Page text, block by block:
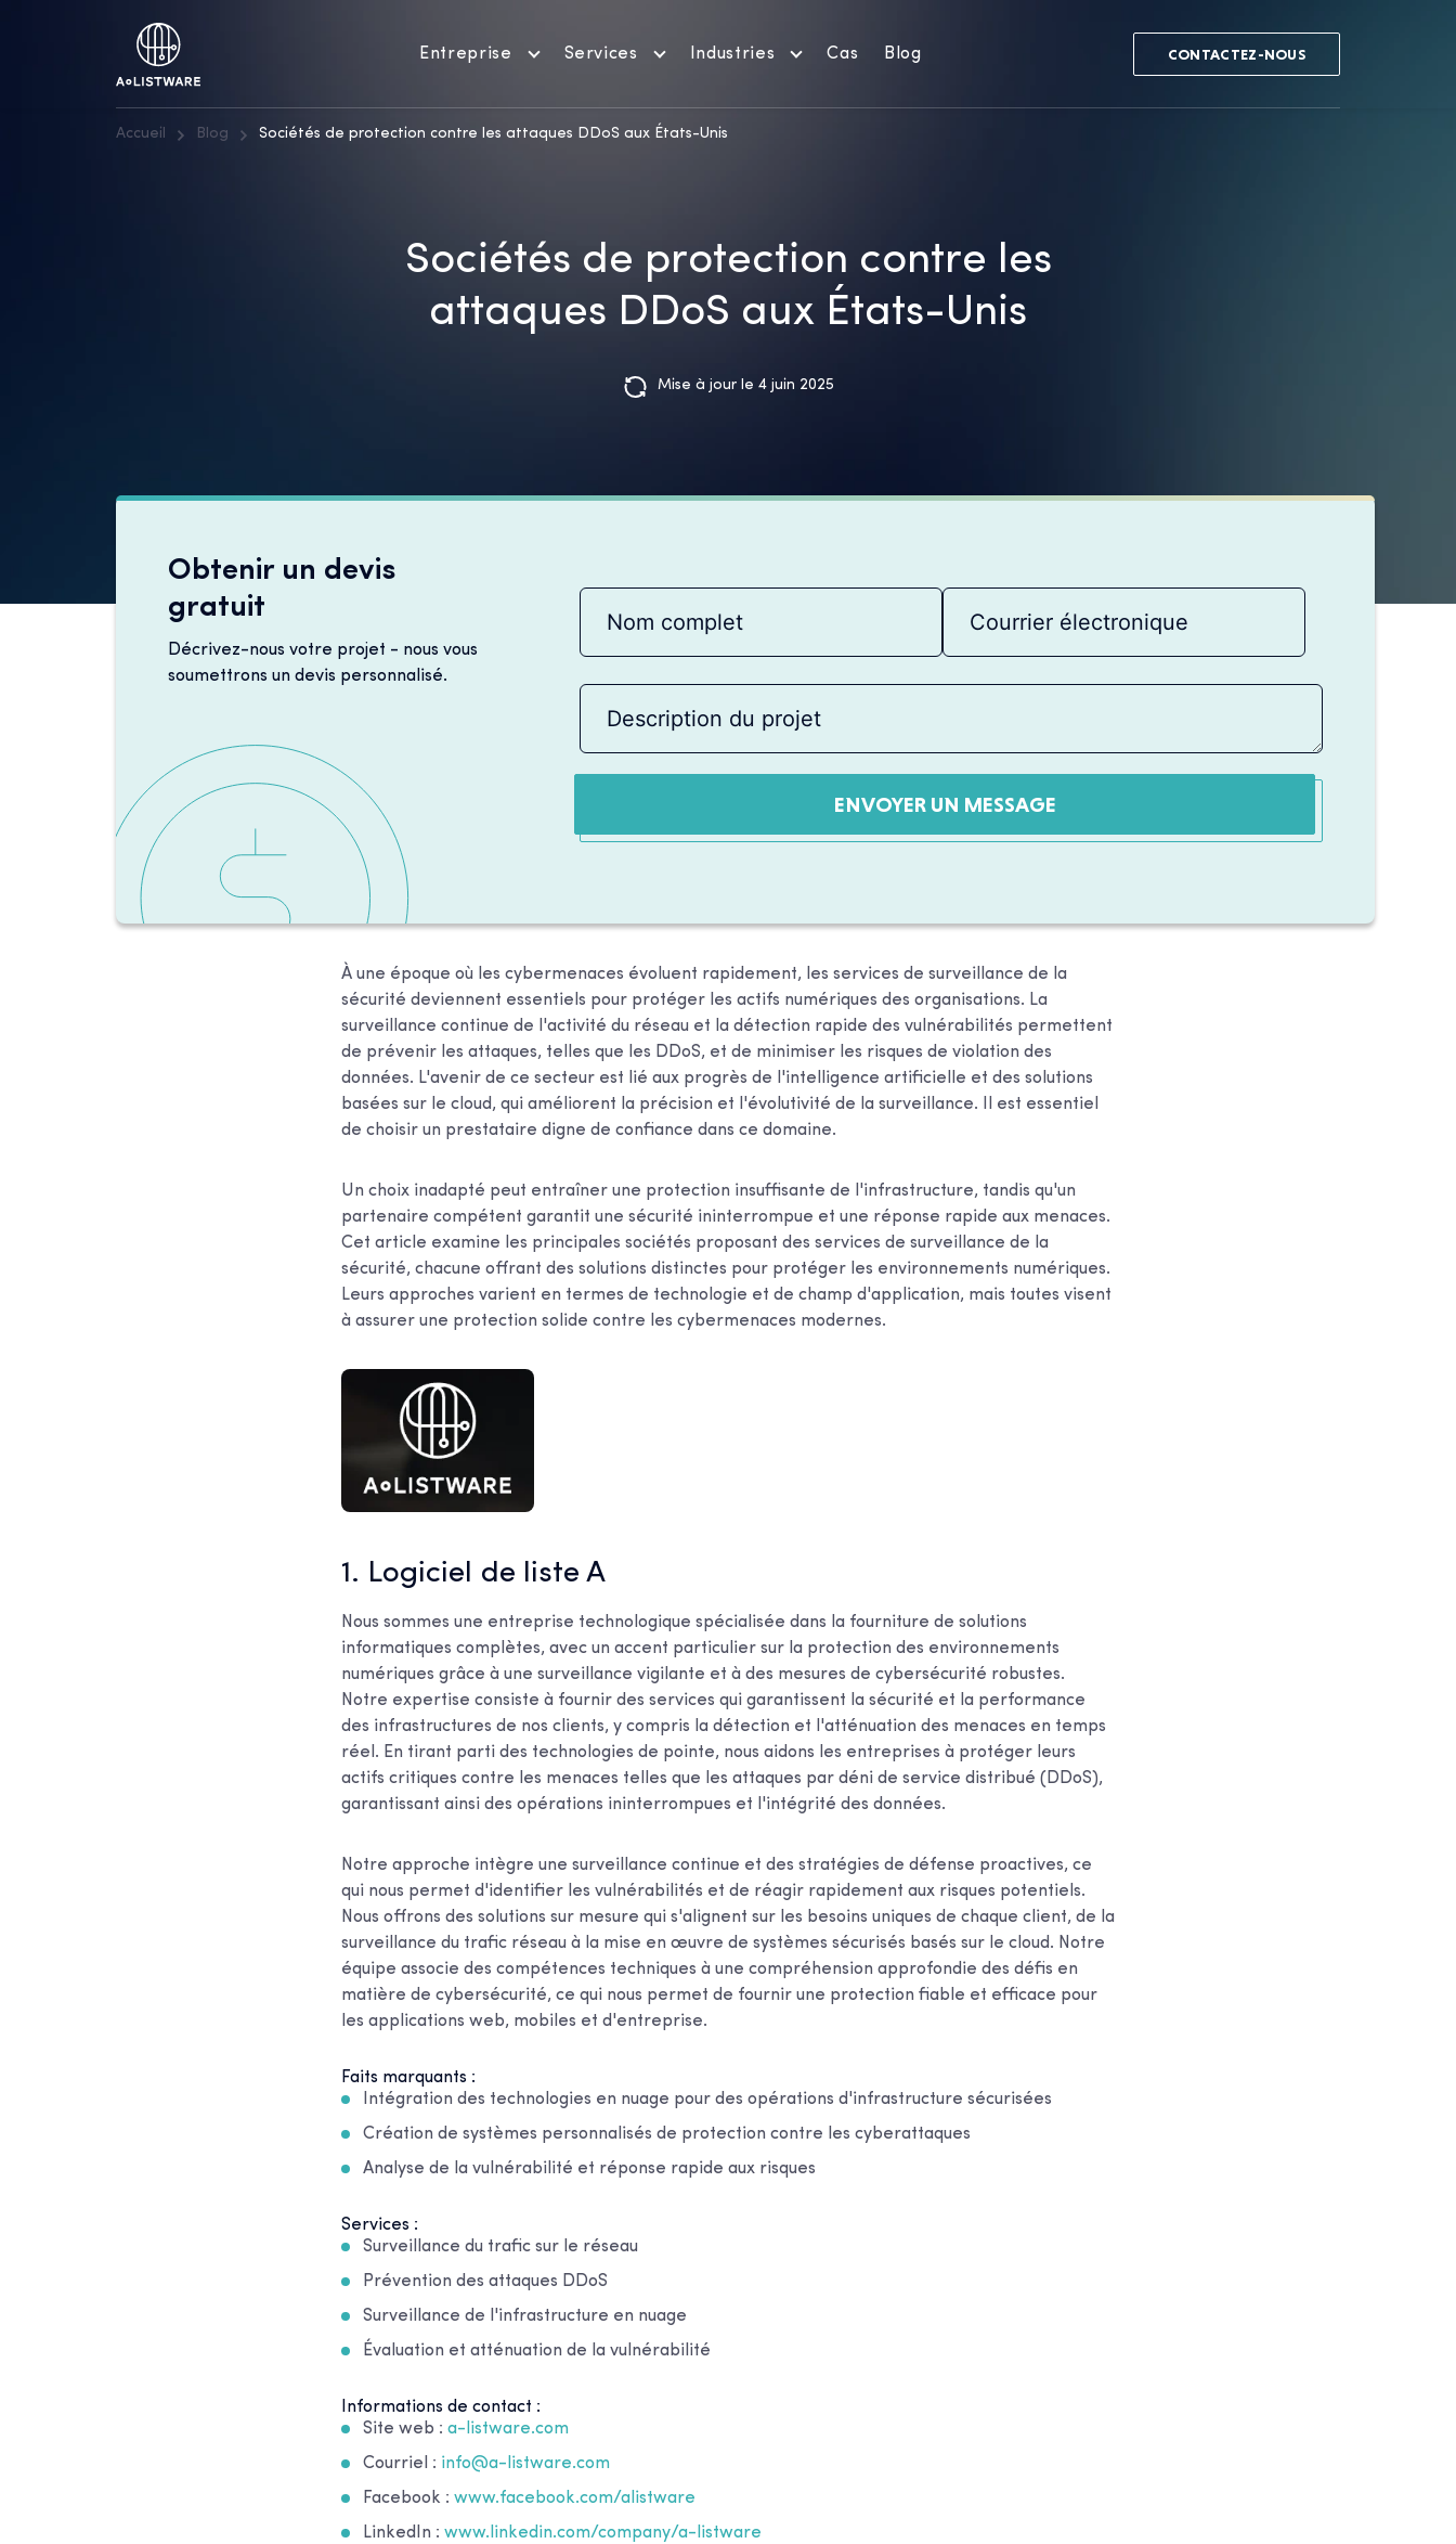
Entreprise Services Industries Cas Blog CONTACTEZ-NOUS
Accueil Blog Sociétés de protection contre les attaques DDoS aux États-Unis
Sociétés de protection contre les
attaques DDoS aux États-Unis
Mise à jour le 4 juin 2025
Obtenir un devis
gratuit
Décrivez-nous votre projet - nous vous
soumettrons un devis personnalisé.
ENVOYER UN MESSAGE
À une époque où les cybermenaces évoluent rapidement, les services de surveillance de la
sécurité deviennent essentiels pour protéger les actifs numériques des organisations. La
surveillance continue de l'activité du réseau et la détection rapide des vulnérabilités permettent
de prévenir les attaques, telles que les DDoS, et de minimiser les risques de violation des
données. L'avenir de ce secteur est lié aux progrès de l'intelligence artificielle et des solutions
basées sur le cloud, qui améliorent la précision et l'évolutivité de la surveillance. Il est essentiel
de choisir un prestataire digne de confiance dans ce domaine.
Un choix inadapté peut entraîner une protection insuffisante de l'infrastructure, tandis qu'un
partenaire compétent garantit une sécurité ininterrompue et une réponse rapide aux menaces.
Cet article examine les principales sociétés proposant des services de surveillance de la
sécurité, chacune offrant des solutions distinctes pour protéger les environnements numériques.
Leurs approches varient en termes de technologie et de champ d'application, mais toutes visent
à assurer une protection solide contre les cybermenaces modernes.
1. Logiciel de liste A
Nous sommes une entreprise technologique spécialisée dans la fourniture de solutions
informatiques complètes, avec un accent particulier sur la protection des environnements
numériques grâce à une surveillance vigilante et à des mesures de cybersécurité robustes.
Notre expertise consiste à fournir des services qui garantissent la sécurité et la performance
des infrastructures de nos clients, y compris la détection et l'atténuation des menaces en temps
réel. En tirant parti des technologies de pointe, nous aidons les entreprises à protéger leurs
actifs critiques contre les menaces telles que les attaques par déni de service distribué (DDoS),
garantissant ainsi des opérations ininterrompues et l'intégrité des données.
Notre approche intègre une surveillance continue et des stratégies de défense proactives, ce
qui nous permet d'identifier les vulnérabilités et de réagir rapidement aux risques potentiels.
Nous offrons des solutions sur mesure qui s'alignent sur les besoins uniques de chaque client, de la
surveillance du trafic réseau à la mise en œuvre de systèmes sécurisés basés sur le cloud. Notre
équipe associe des compétences techniques à une compréhension approfondie des défis en
matière de cybersécurité, ce qui nous permet de fournir une protection fiable et efficace pour
les applications web, mobiles et d'entreprise.
Faits marquants :
Intégration des technologies en nuage pour des opérations d'infrastructure sécurisées
Création de systèmes personnalisés de protection contre les cyberattaques
Analyse de la vulnérabilité et réponse rapide aux risques
Services :
Surveillance du trafic sur le réseau
Prévention des attaques DDoS
Surveillance de l'infrastructure en nuage
Évaluation et atténuation de la vulnérabilité
Informations de contact :
Site web : a-listware.com
Courriel : info@a-listware.com
Facebook : www.facebook.com/alistware
LinkedIn : www.linkedin.com/company/a-listware